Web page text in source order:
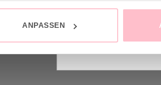
ANPASSEN
DHL /
Letter und spare 10% bei
nächsten Einkauf. YEAH!
Vorname